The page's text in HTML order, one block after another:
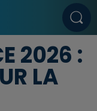
2026 :
LA